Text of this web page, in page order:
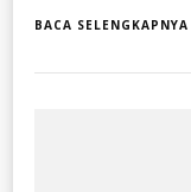
BACA SELENGKAPNYA